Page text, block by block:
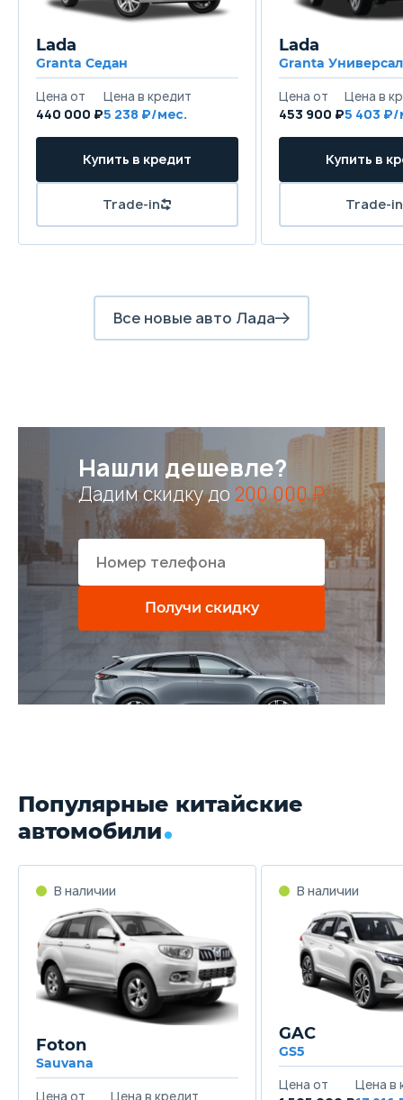
Lada
Granta Седан
440 000 ₽5 238
Lada
Granta Универсал
453 900 ₽5 403
Все новые авто Лада
Нашли дешевле?
Дадим скидку до 200 000 ₽
Получи скидку
Популярные китайские
автомобили
Foton
Sauvana
GAC
GS5